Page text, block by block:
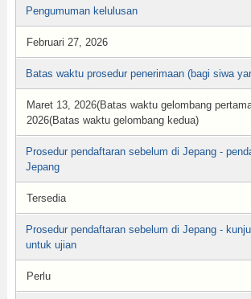
Pengumuman kelulusan
Februari 27, 2026
Batas waktu prosedur penerimaan (bagi siwa
Maret 13, 2026(Batas waktu gelombang
2026(Batas waktu gelombang kedua)
Prosedur pendaftaran sebelum di Jepang -
Jepang
Tersedia
Prosedur pendaftaran sebelum di Jepang -
untuk ujian
Perlu